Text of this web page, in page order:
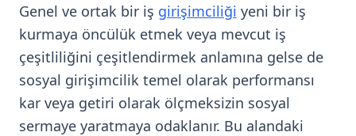
Genel ve ortak bir iş girişimciliği yeni bir iş
kurmaya öncülük etmek veya mevcut iş
çeşitliliğini çeşitlendirmek anlamına gelse de
sosyal girişimcilik temel olarak performansı
kar veya getiri olarak ölçmeksizin sosyal
sermaye yaratmaya odaklanır. Bu alandaki